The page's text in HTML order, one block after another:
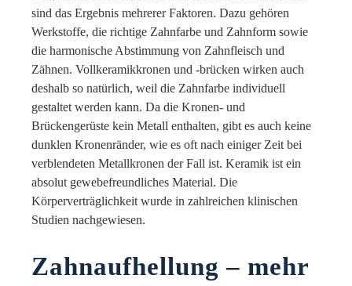
sind das Ergebnis mehrerer Faktoren. Dazu gehören
Werkstoffe, die richtige Zahnfarbe und Zahnform sowie
die harmonische Abstimmung von Zahnfleisch und
Zähnen. Vollkeramikkronen und -brücken wirken auch
deshalb so natürlich, weil die Zahnfarbe individuell
gestaltet werden kann. Da die Kronen- und
Brückengerüste kein Metall enthalten, gibt es auch keine
dunklen Kronenränder, wie es oft nach einiger Zeit bei
verblendeten Metallkronen der Fall ist. Keramik ist ein
absolut gewebefreundliches Material. Die
Körperverträglichkeit wurde in zahlreichen klinischen
Studien nachgewiesen.
Zahnaufhellung – mehr